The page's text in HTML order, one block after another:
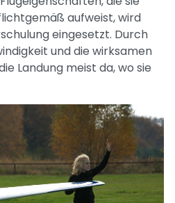
aufweist, wird
eingesetzt. Durch
und die wirksamen
Landung meist da, wo sie